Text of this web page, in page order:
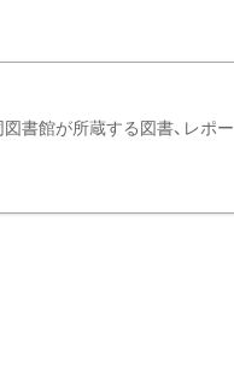
書館が所蔵する図書、レポー